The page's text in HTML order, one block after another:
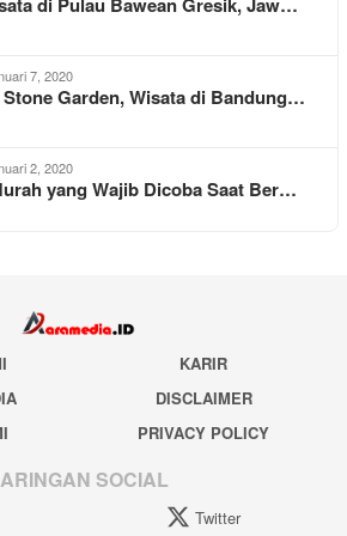
7, 2020
Stone Garden, Wisata di Bandung…
2, 2020
yang Wajib Dicoba Saat Ber…
KARIR
DISCLAIMER
PRIVACY POLICY
SOCIAL
Twitter